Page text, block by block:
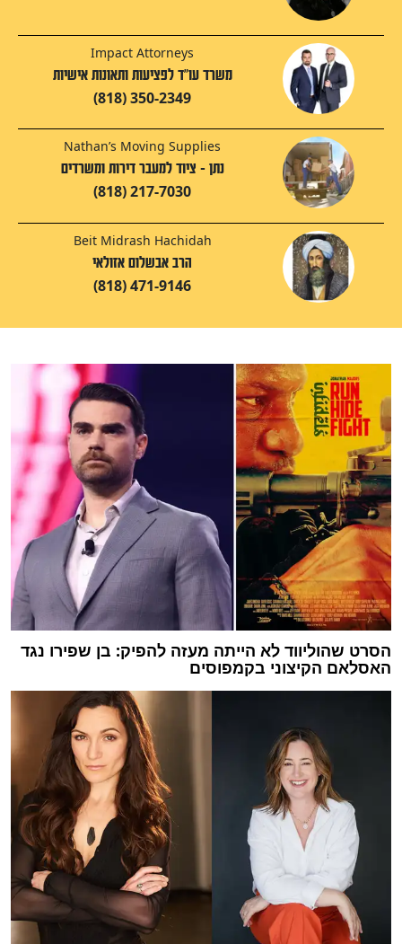
Impact Attorneys
משרד עו"ד לפציעות ותאונות אישיות
(818) 350-2349
Nathan’s Moving Supplies
נתן - ציוד למעבר דירות ומשרדים
(818) 217-7030
Beit Midrash Hachidah
הרב אבשלום אזולאי
(818) 471-9146
הסרט שהוליווד לא הייתה מעזה להפיק: בן שפירו נגד
האסלאם הקיצוני בקמפוסים